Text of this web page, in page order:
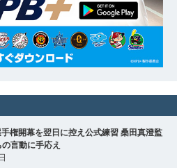
権開幕を翌日に控え公式練習 桑田真澄監
言動に手応え